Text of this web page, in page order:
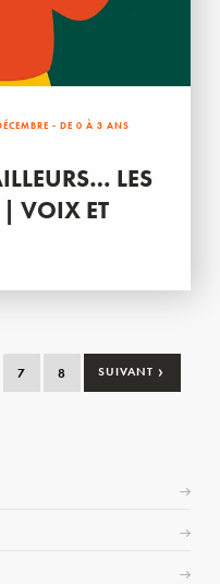
- DE 0 À 3 ANS
LES
| VOIX ET
7 8 SUIVANT ›